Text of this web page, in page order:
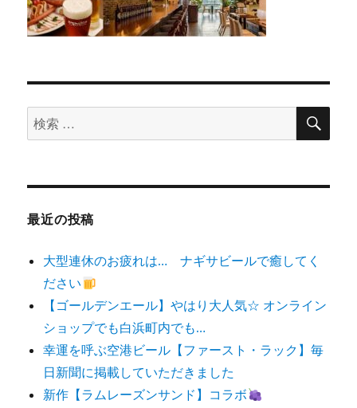
検
索
象:
検
最近の投稿
大型連休のお疲れは… ナギサビールで癒してく
ださい
【ゴールデンエール】やはり大人気☆ オンライン
ショップでも白浜町内でも…
幸運を呼ぶ空港ビール【ファースト・ラック】毎
日新聞に掲載していただきました
新作【ラムレーズンサンド】コラボ